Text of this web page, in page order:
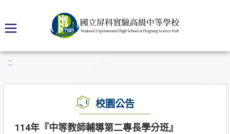
:::
校園公告
114年『中等教師輔導第二專長學分班』